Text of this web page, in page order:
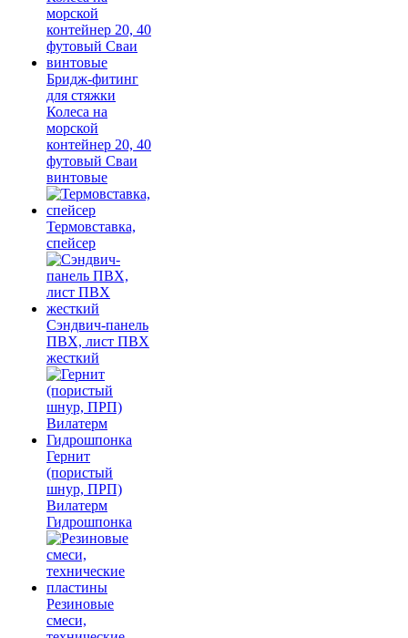
Бридж-фитинг
для стяжки
Колеса на
морской
контейнер 20, 40
футовый Сваи
винтовые
Термовставка,
спейсер
Сэндвич-панель
ПВХ, лист ПВХ
жесткий
Гернит
(пористый
шнур, ПРП)
Вилатерм
Гидрошпонка
Резиновые
смеси,